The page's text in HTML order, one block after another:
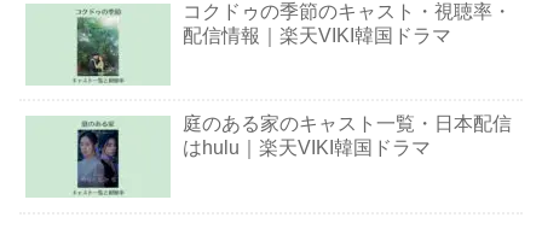
コクドゥの季節のキャスト・視聴率・
配信情報｜楽天VIKI韓国ドラマ
庭のある家のキャスト一覧・日本配信
はhulu｜楽天VIKI韓国ドラマ